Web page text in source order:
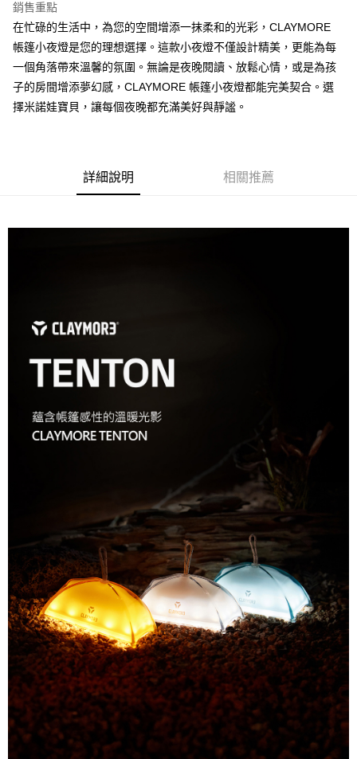
銷售重點
在忙碌的生活中，為您的空間增添一抹柔和的光彩，CLAYMORE
帳篷小夜燈是您的理想選擇。這款小夜燈不僅設計精美，更能為每
一個角落帶來溫馨的氛圍。無論是夜晚閱讀、放鬆心情，或是為孩
子的房間增添夢幻感，CLAYMORE 帳篷小夜燈都能完美契合。選
擇米諾娃寶貝，讓每個夜晚都充滿美好與靜謐。
詳細說明 相關推薦